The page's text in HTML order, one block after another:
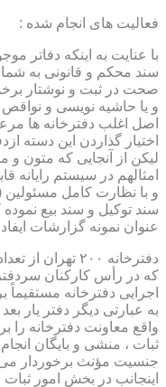
فعالیت های انجام شده :
با عنایت به اینکه دفاتر
سند محکم و قانونی به
صحت در ثبت و نوشتار
و یا حاشیه نویسی و
اصل اغلب دفترخانه ها
اختیار گذاردن این دسته
لیکن از آنجایی که متون و
امثالهم در سیستم رایانه
و با نظارت کامل مسئولین
سند توکیل و سند بیع
عنوان نمونه گزارشات
دفترخانه ۲۰۰
که در رأس کارکنان
اجرایی دفترخانه مستقیماً
به عبارتی دیگر دفتر یار
واقع معاونت دفترخانه را
ثبات ، منشی و بایگان
جنسیت مؤنث برخوردار
اینجانب در بخش امور